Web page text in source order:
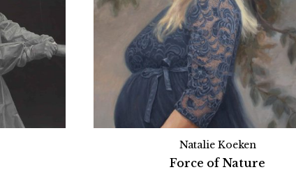
Natalie Koeken
Force of Nature